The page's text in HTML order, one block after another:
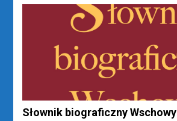
Słownik biograficzny Wschowy